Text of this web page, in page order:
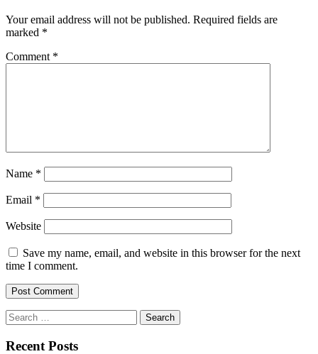
Your email address will not be published. Required fields are
marked *
Comment *
Name *
Email *
Website
Save my name, email, and website in this browser for the next
time I comment.
Search
for:
Recent Posts